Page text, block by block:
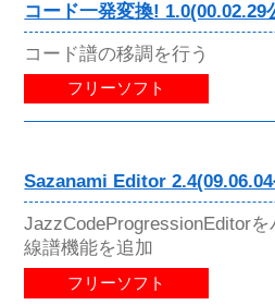
コード一発変換! 1.0(00.02.29
コード譜の移調を行う
フリーソフト
Sazanami Editor
JazzCodeProgressionEditor
線譜機能を追加
フリーソフト